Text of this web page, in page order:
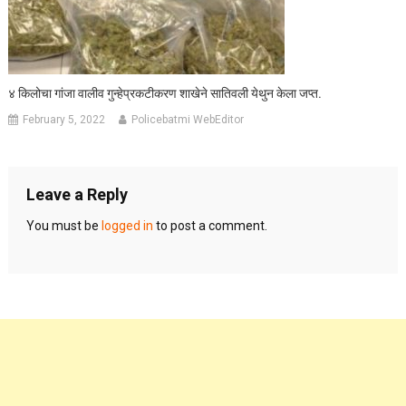
४ किलोचा गांजा वालीव गुन्हेप्रकटीकरण शाखेने सातिवली येथुन केला जप्त.
February 5, 2022 Policebatmi WebEditor
Leave a Reply
You must be logged in to post a comment.